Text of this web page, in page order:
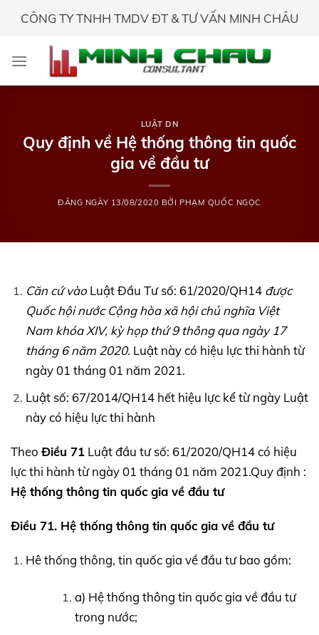
CÔNG TY TNHH TMDV ĐT & TƯ VẤN MINH CHÂU
LUẬT DN
Quy định về Hệ thống thông tin quốc
gia về đầu tư
ĐĂNG NGÀY 13/08/2020 BỞI PHẠM QUỐC NGỌC
Căn cứ vào Luật Đầu Tư số: 61/2020/QH14 được
Quốc hội nước Cộng hòa xã hội chủ nghĩa Việt
Nam khóaXIV, kỳ họp thứ 9 thông qua ngày 17
tháng 6 năm 2020.Luật này có hiệu lực thi hành từ
ngày 01 tháng 01 năm 2021.
Luật số: 67/2014/QH14 hết hiệu lực kể từ ngày Luật
này có hiệu lực thi hành
Theo Điều 71 Luật đầu tư số: 61/2020/QH14 có hiệu
lực thi hành từ ngày 01 tháng 01 năm 2021.Quy định :
Hệ thống thông tin quốc gia về đầu tư
Điều 71. Hệ thống thông tin quốc gia về đầu tư
Hê thống thông, tin quốc gia về đầu tư bao gồm:
a) Hệ thống thông tin quốc gia về đầu tư
trong nước;